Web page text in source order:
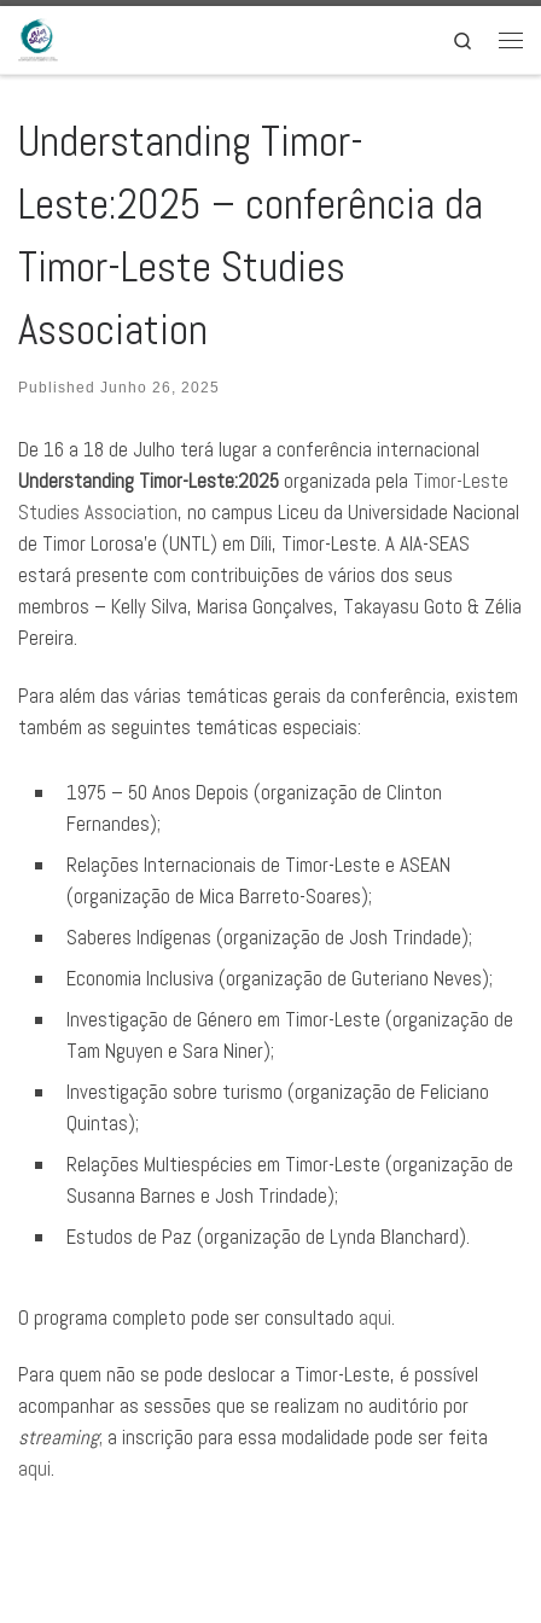
Skip to content
Search
Understanding Timor-
Leste:2025 – conferência da
Timor-Leste Studies
Association
Published Junho 26, 2025
De 16 a 18 de Julho terá lugar a conferência internacional
Understanding Timor-Leste:2025 organizada pela Timor-Leste
Studies Association, no campus Liceu da Universidade Nacional
de Timor Lorosa’e (UNTL) em Díli, Timor-Leste. A AIA-SEAS
estará presente com contribuições de vários dos seus
membros – Kelly Silva, Marisa Gonçalves, Takayasu Goto & Zélia
Pereira.
Para além das várias temáticas gerais da conferência, existem
também as seguintes temáticas especiais:
1975 – 50 Anos Depois (organização de Clinton
Fernandes);
Relações Internacionais de Timor-Leste e ASEAN
(organização de Mica Barreto-Soares);
Saberes Indígenas (organização de Josh Trindade);
Economia Inclusiva (organização de Guteriano Neves);
Investigação de Género em Timor-Leste (organização de
Tam Nguyen e Sara Niner);
Investigação sobre turismo (organização de Feliciano
Quintas);
Relações Multiespécies em Timor-Leste (organização de
Susanna Barnes e Josh Trindade);
Estudos de Paz (organização de Lynda Blanchard).
O programa completo pode ser consultado aqui.
Para quem não se pode deslocar a Timor-Leste, é possível
acompanhar as sessões que se realizam no auditório por
streaming; a inscrição para essa modalidade pode ser feita
aqui.